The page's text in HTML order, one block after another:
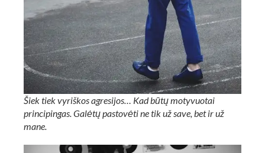
Šiek tiek vyriškos agresijos… Kad būtų motyvuotai
principingas. Galėtų pastovėti ne tik už save, bet ir už
mane.